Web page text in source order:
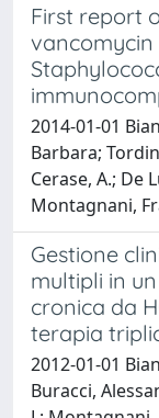
First report
2014-01-01
Barbara;
Cerase, A.; De
Montagnani,
Gestione
multipli in
cronica da
terapia
2012-01-01
Buracci,